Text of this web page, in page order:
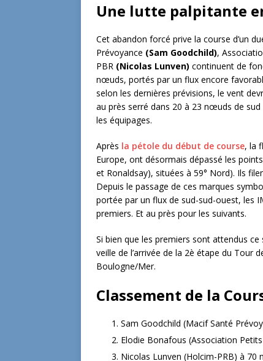
Une lutte palpitante
Cet abandon forcé prive la course d’un
Prévoyance (Sam Goodchild),
PBR (Nicolas Lunven) continuent de
nœuds, portés par un flux encore
selon les dernières prévisions, le vent
au près serré dans 20 à 23 nœuds de
les équipages.
Après la pétole du début de course, la
Europe, ont désormais dépassé les
et Ronaldsay), situées à 59° Nord). Ils
Depuis le passage de ces marques
portée par un flux de sud-sud-ouest, les
premiers. Et au près pour les suivants.
Si bien que les premiers sont attendus
veille de l’arrivée de la 2è étape du Tour
Boulogne/Mer.
Classement de la
Sam Goodchild (Macif Santé
Elodie Bonafous (Association
Nicolas Lunven (Holcim-PRB) à 70